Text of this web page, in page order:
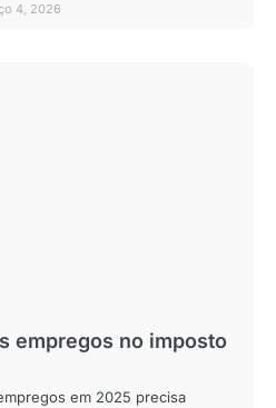
4, 2026
empregos no imposto
em 2025 precisa